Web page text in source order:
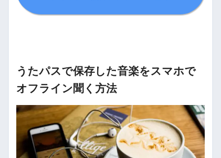
うたパスで保存した音楽をスマホで
オフライン聞く方法